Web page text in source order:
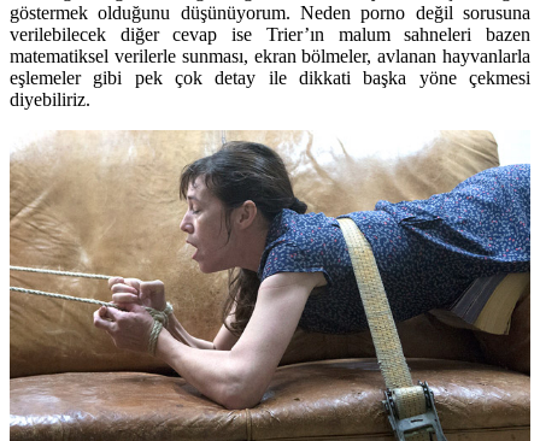
göstermek olduğunu düşünüyorum. Neden porno değil sorusuna
verilebilecek diğer cevap ise Trier’ın malum sahneleri bazen
matematiksel verilerle sunması, ekran bölmeler, avlanan hayvanlarla
eşlemeler gibi pek çok detay ile dikkati başka yöne çekmesi
diyebiliriz.